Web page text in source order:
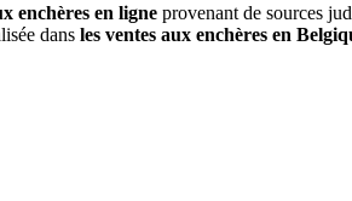
enchères en ligne provenant de sources
dans les ventes aux enchères en